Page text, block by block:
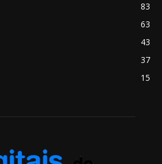
83
63
43
37
15